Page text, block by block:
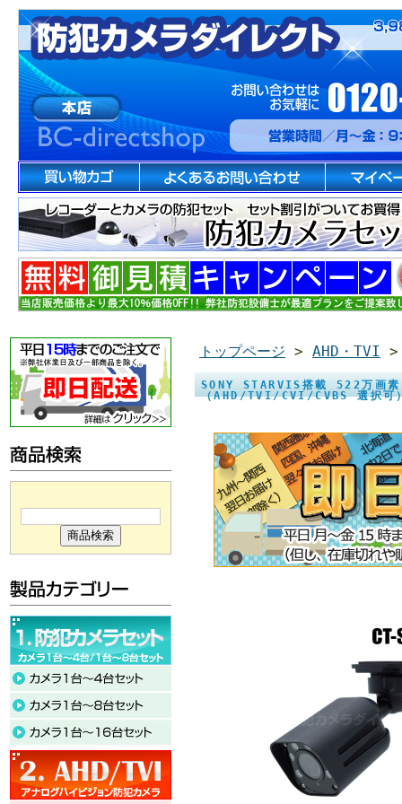
トップページ > AHD・TVI
SONY STARVIS搭載 522万画
（AHD/TVI/CVI/CVBS 選択可